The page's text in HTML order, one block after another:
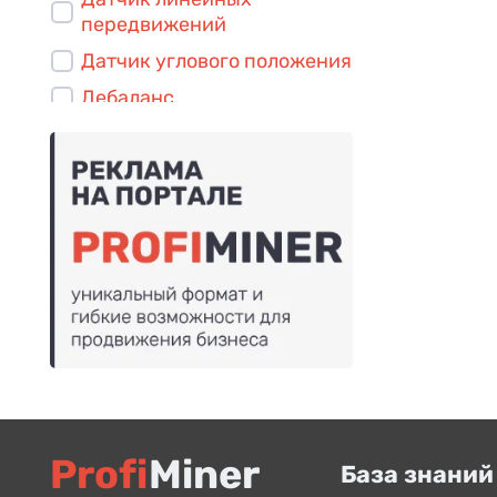
передвижений
Датчик углового положения
Дебаланс
Диск ведомый
Диск ведущий
Заклепка
Звено распорное
Клин
Клин регулировочный
Колонка
Кольцо
ProfiMiner База знаний